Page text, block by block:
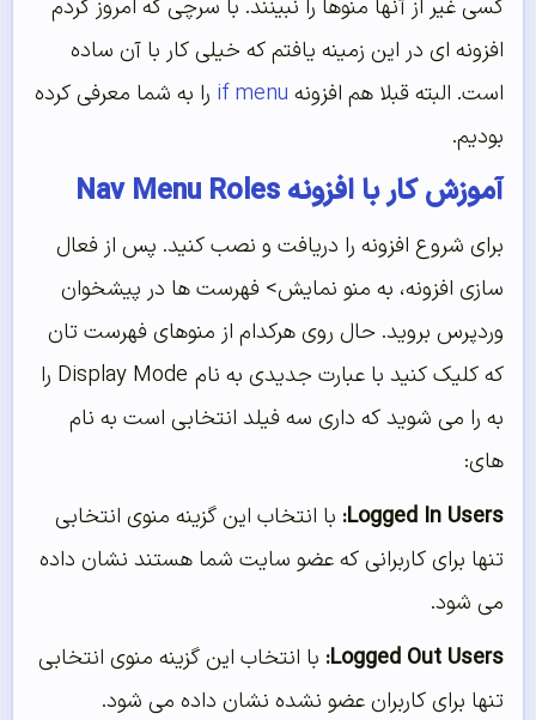
کسی غیر از آنها منوها را نبینند. با سرچی که امروز کردم
افزونه ای در این زمینه یافتم که خیلی کار با آن ساده
است. البته قبلا هم افزونه if menu را به شما معرفی کرده
بودیم.
آموزش کار با افزونه Nav Menu Roles
برای شروع افزونه را دریافت و نصب کنید. پس از فعال
سازی افزونه، به منو نمایش> فهرست ها در پیشخوان
وردپرس بروید. حال روی هرکدام از منوهای فهرست تان
که کلیک کنید با عبارت جدیدی به نام
Display Mode را
به را می شوید که داری سه فیلد انتخابی است به نام
های:
Logged In Users: با انتخاب این گزینه منوی انتخابی
تنها برای کاربرانی که عضو سایت شما هستند نشان داده
می شود.
Logged Out Users: با انتخاب این گزینه منوی انتخابی
تنها برای کاربران عضو نشده نشان داده می شود.